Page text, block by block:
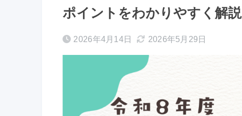
ポイントをわかりやすく解説
2026年4月14日 2026年5月29日